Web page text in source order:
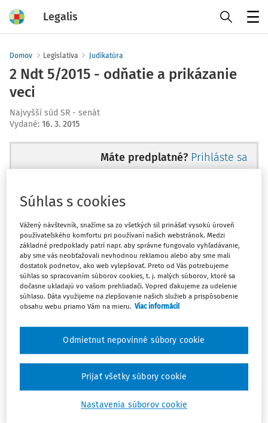
Legalis
Domov Legislatíva Judikatúra
2 Ndt 5/2015 - odňatie a prikázanie
veci
Najvyšší súd SR - senát
Vydané: 16. 3. 2015
Máte predplatné? Prihláste sa
Ups, zatiaľ ste si prečítali len
začiatok...
Celý odborný obsah z tejto oblasti je
dostupný predplatiteľom portálu.
Odomknite si prístup k odbornému
obsahu a získajte prístup na 10 dní
zdarma, stačí sa len zaregistrovať.
Vďaka registrácii získate prístup aj k
vybranému obsahu:
Súhlas s cookies
Vážený návštevník, snažíme sa zo všetkých síl prinášať vysokú úroveň
používateľského komfortu pri používaní našich webstránok. Medzi
základné predpoklady patrí napr. aby správne fungovalo vyhľadávanie,
aby sme vás neobťažovali nevhodnou reklamou alebo aby sme mali
dostatok podnetov, ako web vylepšovať. Preto od Vás potrebujeme
súhlas so spracovaním súborov cookies, t. j. malých súborov, ktoré sa
dočasne ukladajú vo vašom prehliadači. Vopred ďakujeme za udelenie
súhlasu. Dáta využijeme na zlepšovanie našich služieb a prispôsobenie
obsahu webu priamo Vám na mieru. Viac informácií
Nastavenia súborov cookie
Odmietnut nepovinné súbory cookie
Prijať všetky súbory cookie